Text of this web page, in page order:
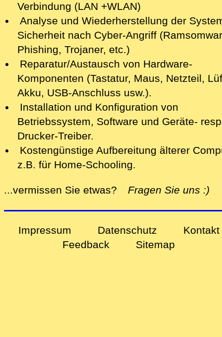
Verbindung (LAN +WLAN)
Analyse und Wiederherstellung der
Sicherheit nach Cyber-Angriff
Phishing, Trojaner, etc.)
Reparatur/Austausch von Hardware-
Komponenten (Tastatur, Maus, Netzteil,
Akku, USB-Anschluss usw.).
Installation und Konfiguration von
Betriebssystem, Software und Geräte-
Drucker-Treiber.
Kostengünstige Aufbereitung älterer
z.B. für Home-Schooling.
...vermissen Sie etwas? Fragen Sie uns :)
Impressum Datenschutz
Kontakt
Feedback
Sitemap